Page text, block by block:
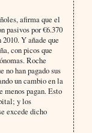
afirma que el
pasivos por €6.370
Y añade que
con picos que
Roche
no han pagado sus
un cambio en la
pagan. Esto
y los
excede dicho